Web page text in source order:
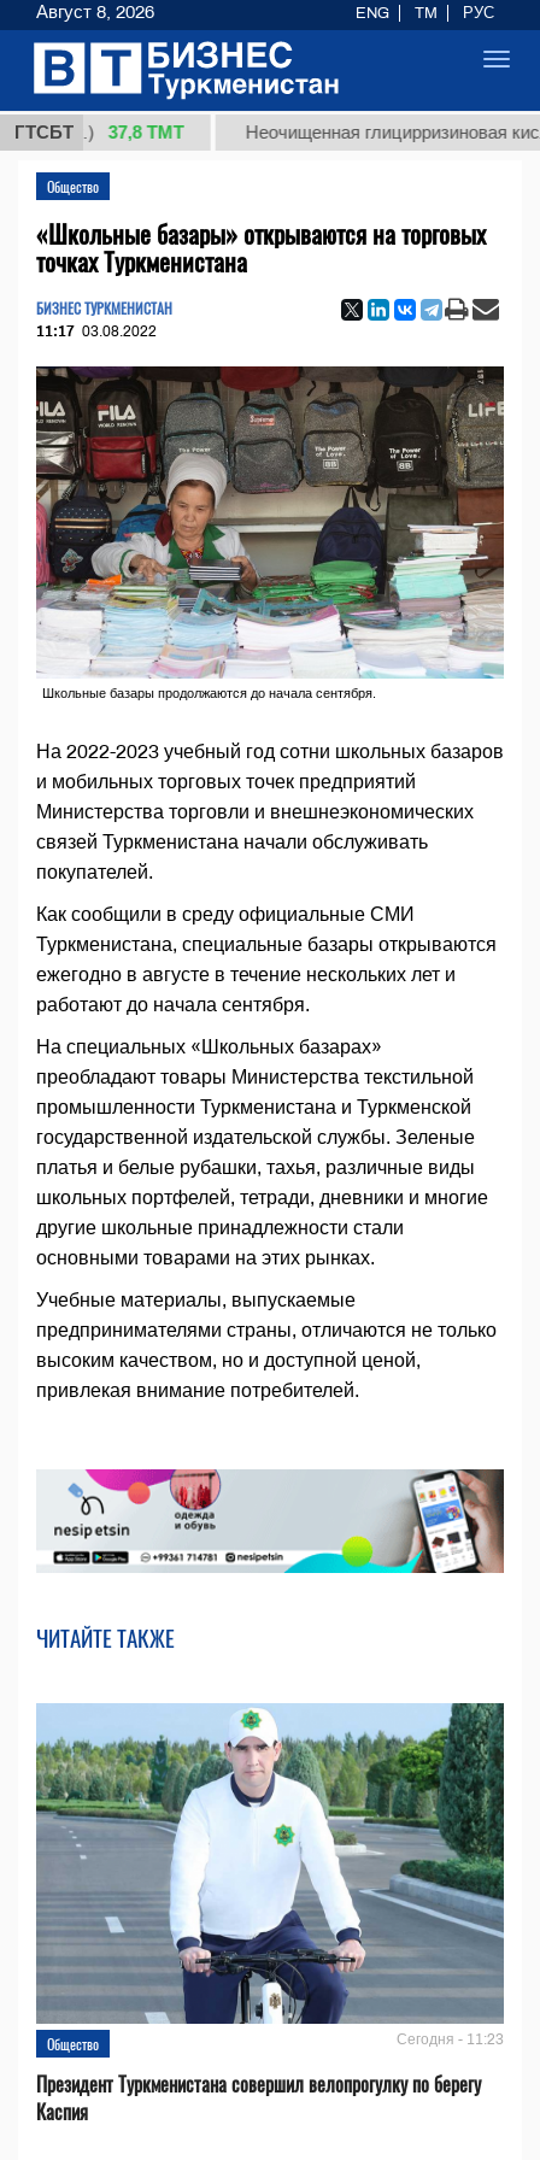
ГТСБТ37,8 ТМТ Неочищенная глицирризиновая кислота
Общество
«Школьные базары» открываются на торговых
точках Туркменистана
БИЗНЕС ТУРКМЕНИСТАН
11:17 03.08.2022
Школьные базары продолжаются до начала сентября.
На 2022-2023 учебный год сотни школьных базаров
и мобильных торговых точек предприятий
Министерства торговли и внешнеэкономических
связей Туркменистана начали обслуживать
покупателей.
Как сообщили в среду официальные СМИ
Туркменистана, специальные базары открываются
ежегодно в августе в течение нескольких лет и
работают до начала сентября.
На специальных «Школьных базарах»
преобладают товары Министерства текстильной
промышленности Туркменистана и Туркменской
государственной издательской службы. Зеленые
платья и белые рубашки, тахья, различные виды
школьных портфелей, тетради, дневники и многие
другие школьные принадлежности стали
основными товарами на этих рынках.
Учебные материалы, выпускаемые
предпринимателями страны, отличаются не только
высоким качеством, но и доступной ценой,
привлекая внимание потребителей.
ЧИТАЙТЕ ТАКЖЕ
Общество Сегодня - 11:23
Президент Туркменистана совершил велопрогулку по берегу
Каспия
Август 8, 2026 ENG TM РУС